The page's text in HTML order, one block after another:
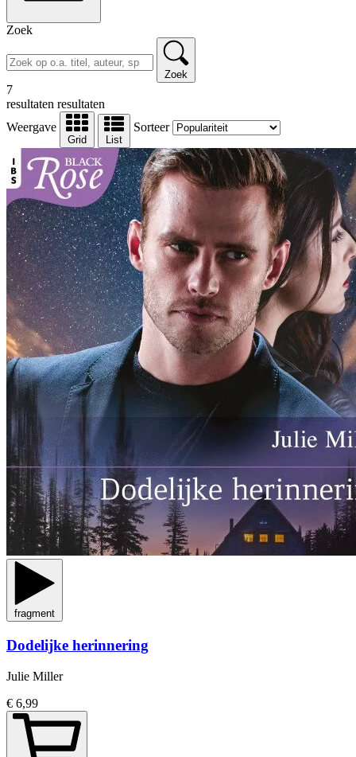
Zoek
Zoek
7
resultaten resultaten
Weergave
Grid List
Sorteer
fragment
Dodelijke herinnering
Julie Miller
€ 6,99